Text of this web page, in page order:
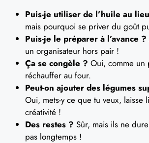
Puis-je utiliser de l’huile au
mais pourquoi se priver du goût
Puis-je le préparer à l’avance ?
un organisateur hors pair !
Ça se congèle ? Oui, comme
réchauffer au four.
Peut-on ajouter des légumes
Oui, mets-y ce que tu veux, laisse
créativité !
Des restes ? Sûr, mais ils ne
pas longtemps !